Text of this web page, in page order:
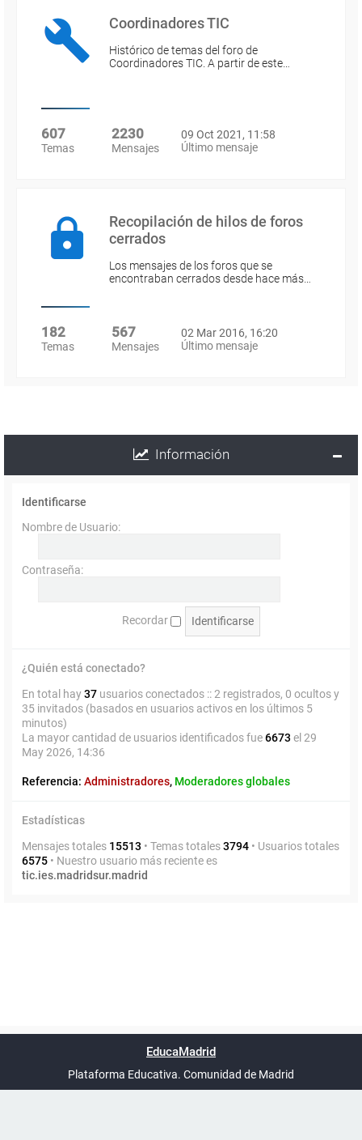
Coordinadores TIC
Histórico de temas del foro de
Coordinadores TIC. A partir de este…
607
Temas
2230
Mensajes
09 Oct 2021, 11:58
Último mensaje
Recopilación de hilos de foros
cerrados
Los mensajes de los foros que se
encontraban cerrados desde hace más…
182
Temas
567
Mensajes
02 Mar 2016, 16:20
Último mensaje
Información
Identificarse
Nombre de Usuario:
Contraseña:
Recordar
¿Quién está conectado?
En total hay37 usuarios conectados :: 2 registrados, 0 ocultos y
35 invitados (basados en usuarios activos en los últimos 5
minutos)
La mayor cantidad de usuarios identificados fue6673 el 29
May 2026, 14:36
Referencia: Administradores, Moderadores globales
Estadísticas
Mensajes totales 15513 • Temas totales3794 • Usuarios totales
6575 • Nuestro usuario más reciente es
tic.ies.madridsur.madrid
UTC+02:00
phpBB España
EducaMadrid
Plataforma Educativa. Comunidad de Madrid